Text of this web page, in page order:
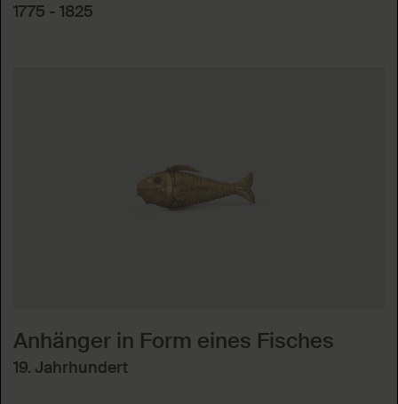
1775 - 1825
Anhänger in Form eines Fisches
19. Jahrhundert